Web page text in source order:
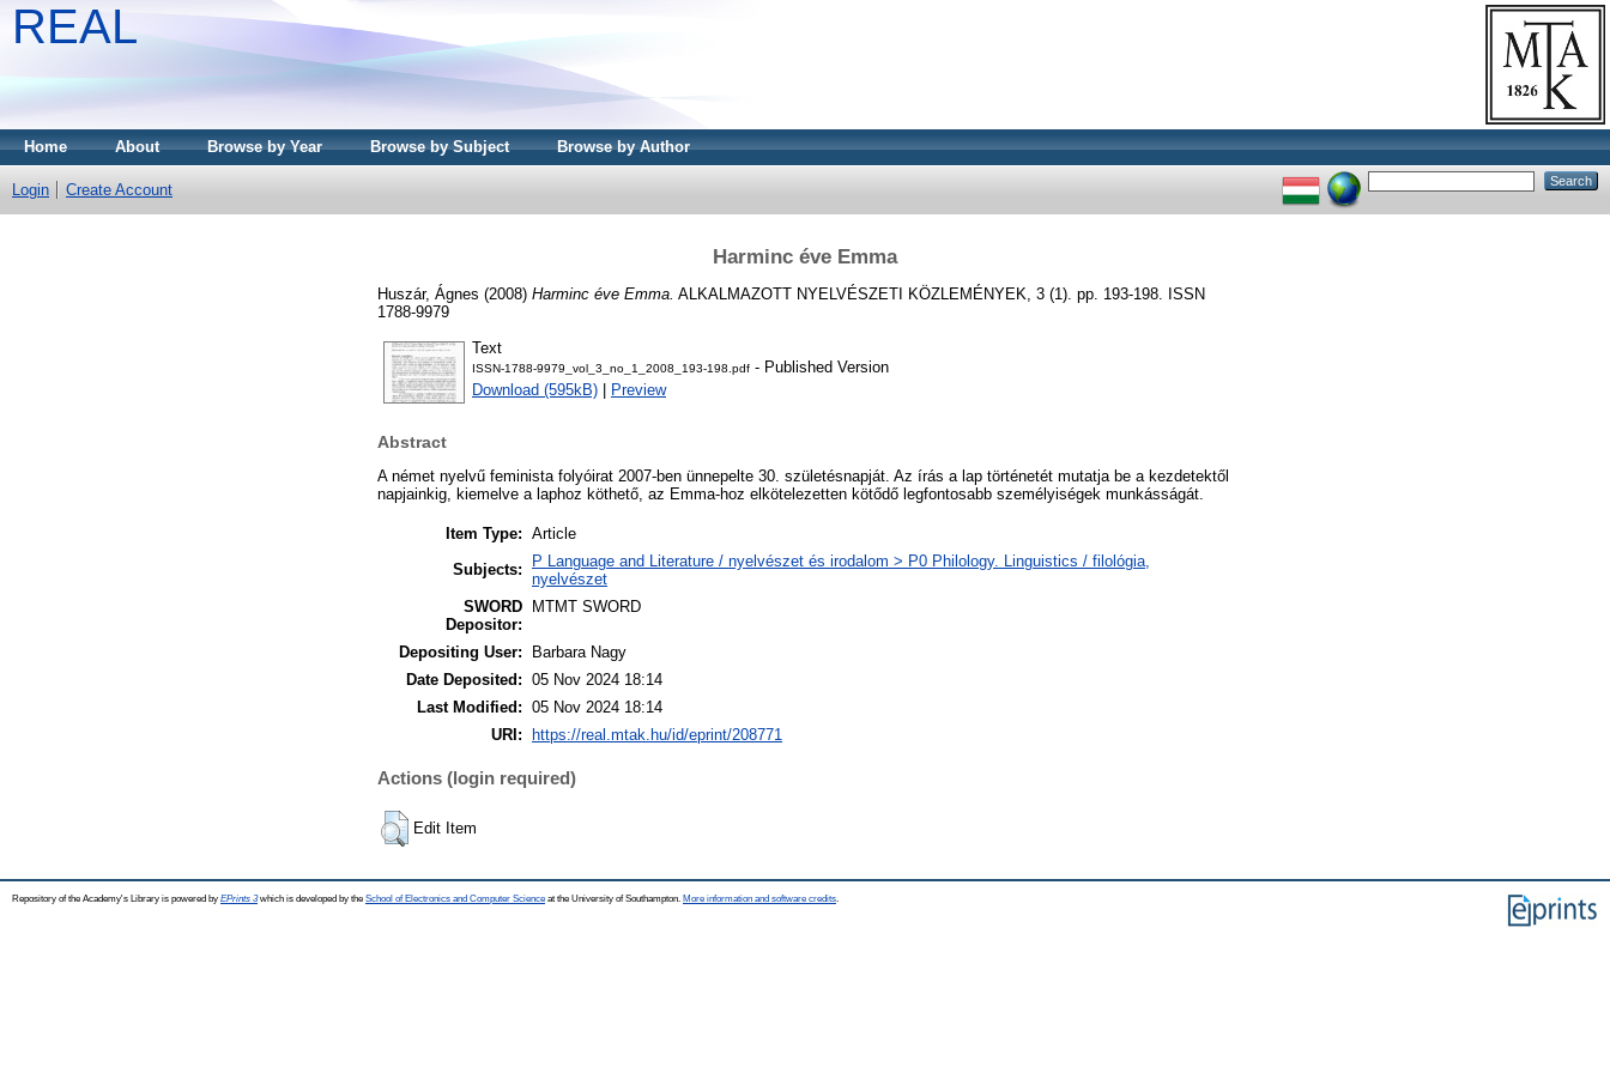
REAL
Home About Browse by Year Browse by Subject Browse by Author
Login Create Account
Harminc éve Emma
Huszár, Ágnes (2008) Harminc éve Emma. ALKALMAZOTT NYELVÉSZETI KÖZLEMÉNYEK, 3 (1). pp. 193-198. ISSN
1788-9979
Text
ISSN-1788-9979_vol_3_no_1_2008_193-198.pdf - Published Version
Download (595kB)
Preview
Abstract
A német nyelvű feminista folyóirat 2007-ben ünnepelte 30. születésnapját. Az írás a lap történetét mutatja be a kezdetektől
napjainkig, kiemelve a laphoz köthető, az Emma-hoz elkötelezetten kötődő legfontosabb személyiségek munkásságát.
Item Type: Article
Subjects:
P Language and Literature / nyelvészet és irodalom > P0 Philology. Linguistics / filológia,
nyelvészet
SWORD
Depositor:
MTMT SWORD
Depositing User:
Barbara Nagy
Date Deposited: 05 Nov 2024 18:14
Last Modified: 05 Nov 2024 18:14
URI: https://real.mtak.hu/id/eprint/208771
Actions (login required)
Edit Item
Repository of the Academy's Library is powered by EPrints 3which is developed by the School of Electronics and Computer Science at the University of Southampton. More information and software credits